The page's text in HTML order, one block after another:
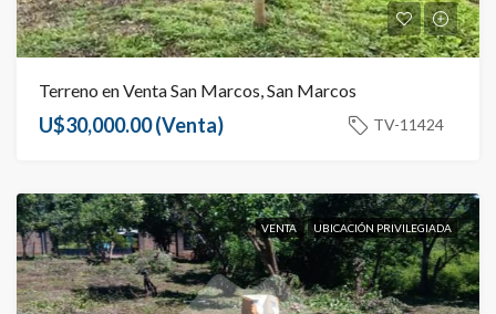
Terreno en Venta San Marcos, San Marcos
U$30,000.00(Venta) TV-11424
VENTA UBICACIÓN PRIVILEGIADA